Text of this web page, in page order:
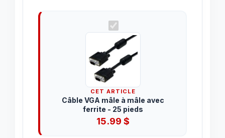
CET ARTICLE
Câble VGA mâle à mâle avec
ferrite - 25 pieds
15.99$